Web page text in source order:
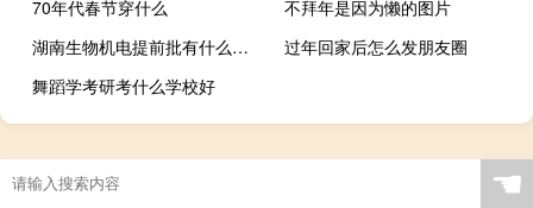
70年代春节穿什么
不拜年是因为懒的图片
湖南生物机电提前批有什么专业
过年回家后怎么发朋友圈
舞蹈学考研考什么学校好
☚